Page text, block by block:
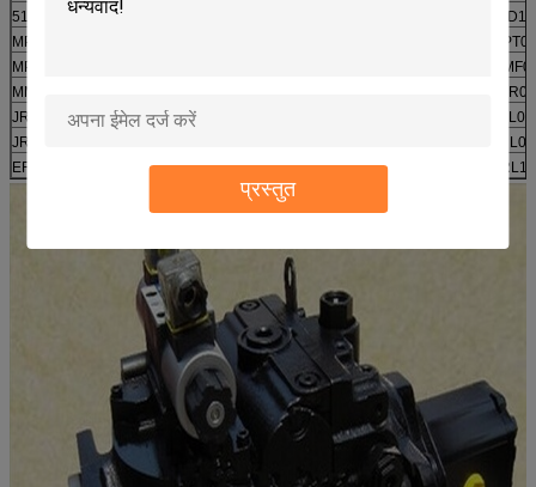
प्रस्तुत
51C250
MPV025
MPT044
MMV025
JRR060
JRR065
JRL065
ERR100
ERR130 ERR147 ERL100